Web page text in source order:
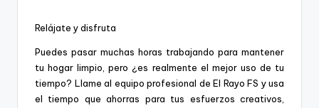
Relájate y disfruta
Puedes pasar muchas horas trabajando para mantener
tu hogar limpio, pero ¿es realmente el mejor uso de tu
tiempo? Llame al equipo profesional de El Rayo FS y usa
el tiempo que ahorras para tus esfuerzos creativos,